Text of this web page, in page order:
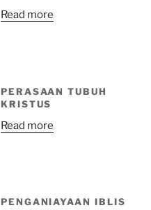
Read more
PERASAAN TUBUH
KRISTUS
Read more
PENGANIAYAAN IBLIS